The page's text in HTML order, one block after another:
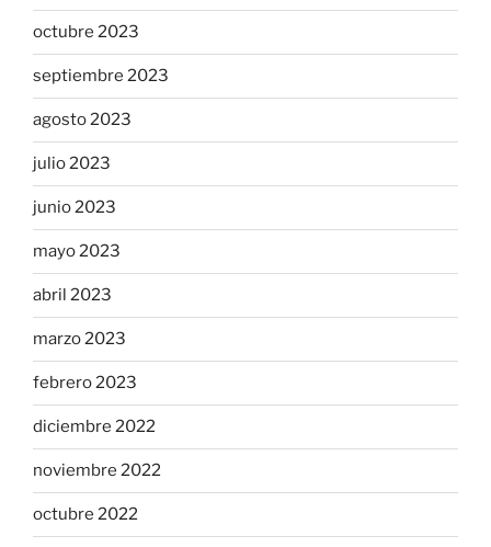
octubre 2023
septiembre 2023
agosto 2023
julio 2023
junio 2023
mayo 2023
abril 2023
marzo 2023
febrero 2023
diciembre 2022
noviembre 2022
octubre 2022